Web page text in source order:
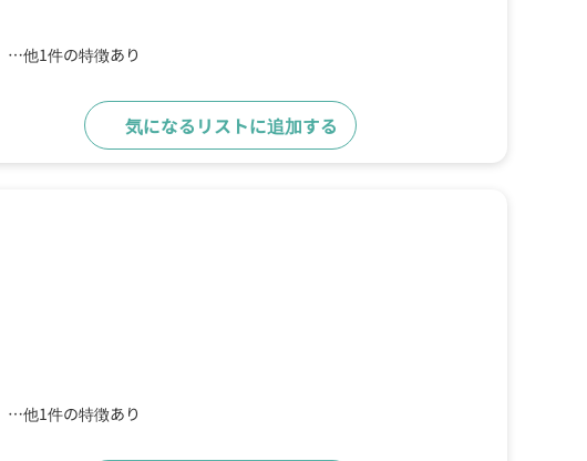
…他1件の特徴あり
気になるリストに追加する
…他1件の特徴あり